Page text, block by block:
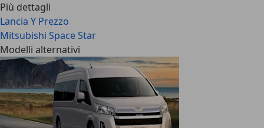
Più dettagli
Lancia Y Prezzo
Mitsubishi Space Star
Modelli alternativi